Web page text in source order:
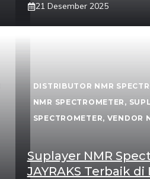
21 Desember 2025
DISTRIBUTOR NMR
NMR SPECTROMETER ,
SPECTROMETER, VENDOR
Suplayer NMR
JAYRAKS Terbaik